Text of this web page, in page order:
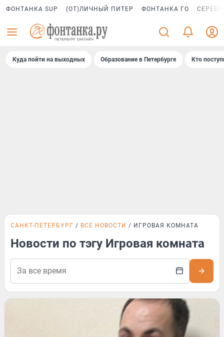
ФОНТАНКА SUP (ОТ)ЛИЧНЫЙ ПИТЕР ФОНТАНКА ГО
Куда пойти на выходных Образование в Петербурге Кто
САНКТ-ПЕТЕРБУРГ ВСЕ НОВОСТИ ИГРОВАЯ КОМНАТА
Новости по тэгу Игровая комната